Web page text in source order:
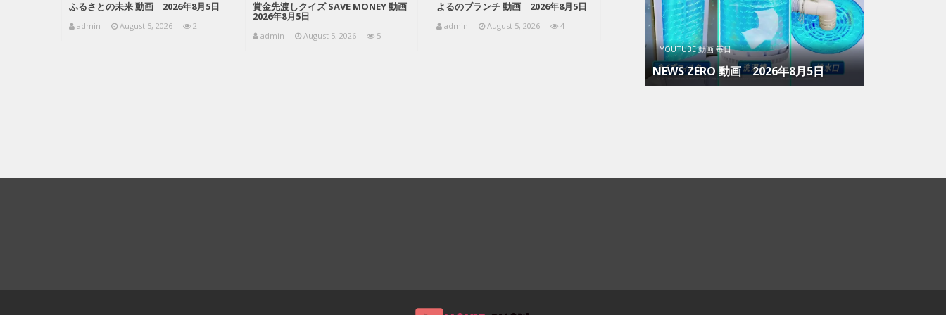
ふるさとの未来 動画 2026年8月5日
admin August 5, 2026 2
賞金先渡しクイズ SAVE MONEY 動画
2026年8月5日
admin August 5, 2026 5
よるのブランチ 動画 2026年8月5日
admin August 5, 2026 4
YOUTUBE 動画 毎日
NEWS ZERO 動画 2026年8月5日